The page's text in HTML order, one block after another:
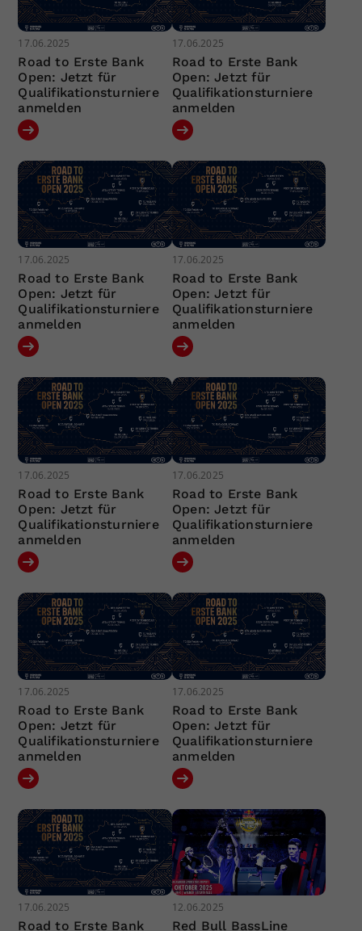
17.06.2025
Road to Erste Bank
Open: Jetzt für
Qualifikationsturniere
anmelden
17.06.2025
Road to Erste Bank
Open: Jetzt für
Qualifikationsturniere
anmelden
17.06.2025
Road to Erste Bank
Open: Jetzt für
Qualifikationsturniere
anmelden
17.06.2025
Road to Erste Bank
Open: Jetzt für
Qualifikationsturniere
anmelden
17.06.2025
Road to Erste Bank
Open: Jetzt für
Qualifikationsturniere
anmelden
17.06.2025
Road to Erste Bank
Open: Jetzt für
Qualifikationsturniere
anmelden
17.06.2025
Road to Erste Bank
Open: Jetzt für
Qualifikationsturniere
anmelden
17.06.2025
Road to Erste Bank
Open: Jetzt für
Qualifikationsturniere
anmelden
17.06.2025
Road to Erste Bank
12.06.2025
Red Bull BassLine